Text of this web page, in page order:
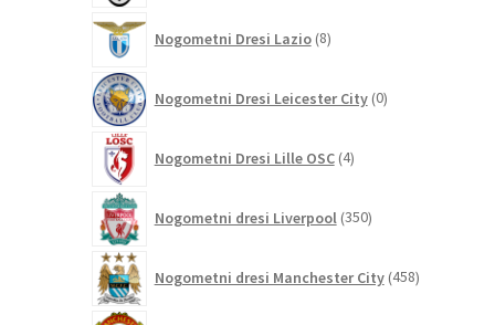
Nogometni Dresi Lazio 8izdelkov
Nogometni Dresi Leicester City 0izdelkov
Nogometni Dresi Lille OSC 4izdelki
Nogometni dresi Liverpool 350izdelkov
Nogometni dresi Manchester City 458izdelkov